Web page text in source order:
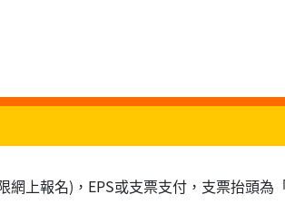
網上報名)，EPS或支票支付，支票抬頭